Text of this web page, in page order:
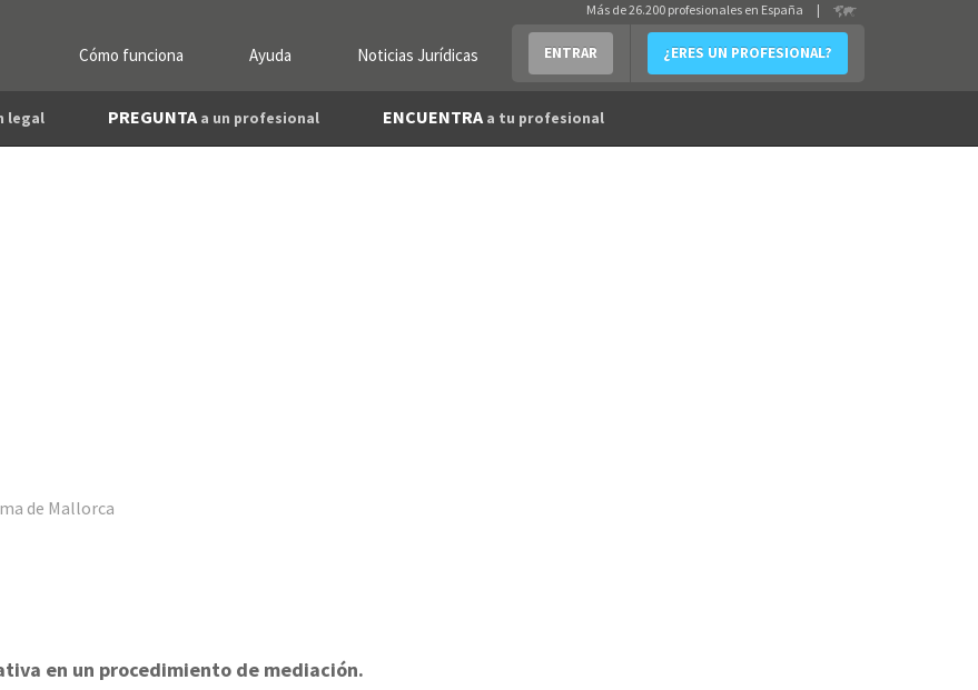
Cómo funciona Ayuda Noticias Jurídicas ENTRAR ¿ERES UN PROFESIONAL?
Más de 26.200 profesionales en España |
legal PREGUNTA a un profesional ENCUENTRA a tu profesional
de Mallorca
en un procedimiento de mediación.